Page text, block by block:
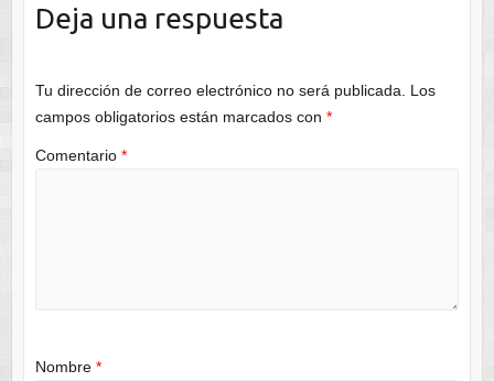
Deja una respuesta
Tu dirección de correo electrónico no será publicada.
Los
campos obligatorios están marcados con *
Comentario *
Nombre *